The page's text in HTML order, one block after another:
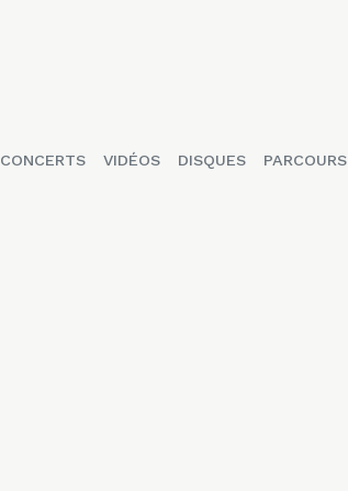
CONCERTS VIDÉOS DISQUES PARCOURS